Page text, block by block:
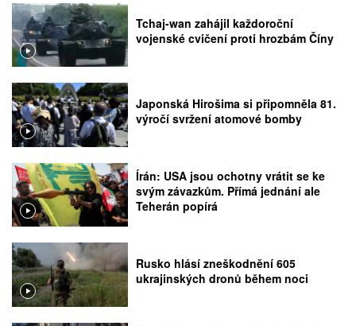
Tchaj-wan zahájil každoroční
vojenské cvičení proti hrozbám Číny
Japonská Hirošima si připomněla 81.
výročí svržení atomové bomby
Írán: USA jsou ochotny vrátit se ke
svým závazkům. Přímá jednání ale
Teherán popírá
Rusko hlásí zneškodnění 605
ukrajinských dronů během noci